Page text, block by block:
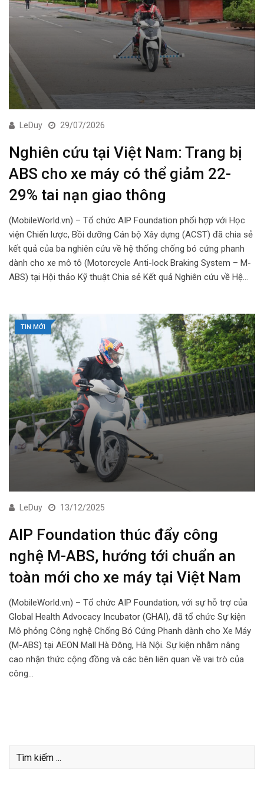
LeDuy 29/07/2026
Nghiên cứu tại Việt Nam: Trang bị
ABS cho xe máy có thể giảm 22-
29% tai nạn giao thông
(MobileWorld.vn) – Tổ chức AIP Foundation phối hợp với Học
viện Chiến lược, Bồi dưỡng Cán bộ Xây dựng (ACST) đã chia sẻ
kết quả của ba nghiên cứu về hệ thống chống bó cứng phanh
dành cho xe mô tô (Motorcycle Anti-lock Braking System – M-
ABS) tại Hội thảo Kỹ thuật Chia sẻ Kết quả Nghiên cứu về Hệ…
TIN MỚI
LeDuy 13/12/2025
AIP Foundation thúc đẩy công
nghệ M-ABS, hướng tới chuẩn an
toàn mới cho xe máy tại Việt Nam
(MobileWorld.vn) – Tổ chức AIP Foundation, với sự hỗ trợ của
Global Health Advocacy Incubator (GHAI), đã tổ chức Sự kiện
Mô phỏng Công nghệ Chống Bó Cứng Phanh dành cho Xe Máy
(M-ABS) tại AEON Mall Hà Đông, Hà Nội. Sự kiện nhằm nâng
cao nhận thức cộng đồng và các bên liên quan về vai trò của
công…